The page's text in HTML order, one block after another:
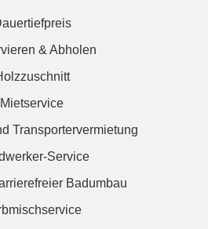
& Abholen
Mietservice
Transportervermietung
Service
Badumbau